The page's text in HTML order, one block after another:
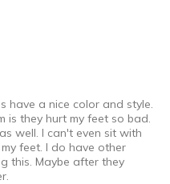
size
Shoes
have a nice color and style.
is they hurt my feet so bad.
well. I can't even sit with
feet. I do have other
this. Maybe after they